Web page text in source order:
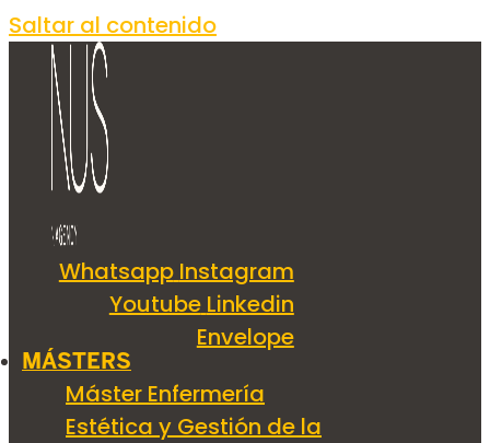
Saltar al contenido
Whatsapp Instagram
Youtube Linkedin
Envelope
MÁSTERS
Máster Enfermería
Estética y Gestión de la